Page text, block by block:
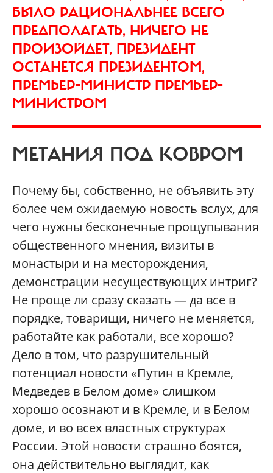
БЫЛО РАЦИОНАЛЬНЕЕ ВСЕГО
ПРЕДПОЛАГАТЬ, НИЧЕГО НЕ
ПРОИЗОЙДЕТ, ПРЕЗИДЕНТ
ОСТАНЕТСЯ ПРЕЗИДЕНТОМ,
ПРЕМЬЕР-МИНИСТР ПРЕМЬЕР-
МИНИСТРОМ
МЕТАНИЯ ПОД КОВРОМ
Почему бы, собственно, не объявить эту
более чем ожидаемую новость вслух, для
чего нужны бесконечные прощупывания
общественного мнения, визиты в
монастыри и на месторождения,
демонстрации несуществующих интриг?
Не проще ли сразу сказать — да все в
порядке, товарищи, ничего не меняется,
работайте как работали, все хорошо?
Дело в том, что разрушительный
потенциал новости «Путин в Кремле,
Медведев в Белом доме» слишком
хорошо осознают и в Кремле, и в Белом
доме, и во всех властных структурах
России. Этой новости страшно боятся,
она действительно выглядит, как